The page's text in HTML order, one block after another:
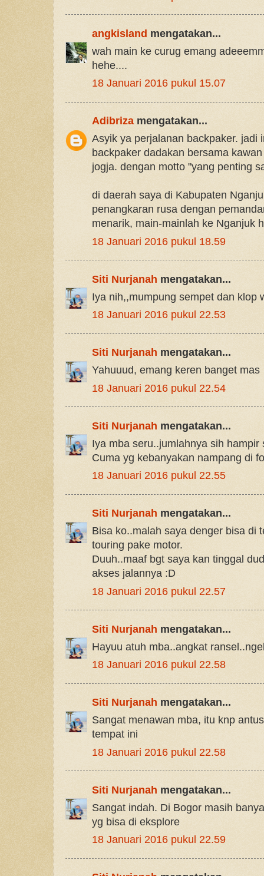
angkisland mengatakan...
wah main ke curug emang
hehe....
18 Januari 2016 pukul 15.07
Adibriza mengatakan...
Asyik ya perjalanan backpaker. jadi
backpaker dadakan bersama
jogja. dengan motto "yang penting
di daerah saya di Kabupaten
penangkaran rusa dengan
menarik, main-mainlah ke Nganjuk
18 Januari 2016 pukul 18.59
Siti Nurjanah mengatakan...
Iya nih,,mumpung sempet dan klop
18 Januari 2016 pukul 22.53
Siti Nurjanah mengatakan...
Yahuuud, emang keren banget mas
18 Januari 2016 pukul 22.54
Siti Nurjanah mengatakan...
Iya mba seru..jumlahnya sih hampir
Cuma yg kebanyakan nampang di
18 Januari 2016 pukul 22.55
Siti Nurjanah mengatakan...
Bisa ko..malah saya denger bisa di
touring pake motor.
Duuh..maaf bgt saya kan tinggal
akses jalannya :D
18 Januari 2016 pukul 22.57
Siti Nurjanah mengatakan...
Hayuu atuh mba..angkat
18 Januari 2016 pukul 22.58
Siti Nurjanah mengatakan...
Sangat menawan mba, itu knp
tempat ini
18 Januari 2016 pukul 22.58
Siti Nurjanah mengatakan...
Sangat indah. Di Bogor masih
yg bisa di eksplore
18 Januari 2016 pukul 22.59